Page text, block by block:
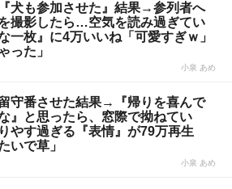
犬も参加させた』結果→参列者へ
撮影したら…空気を読み過ぎてい
一枚』に4万いいね「可愛すぎｗ」
った」
小泉 あめ
守番させた結果→『帰りを喜んで
』と思ったら、窓際で拗ねてい
やす過ぎる『表情』が79万再生
いで草」
小泉 あめ